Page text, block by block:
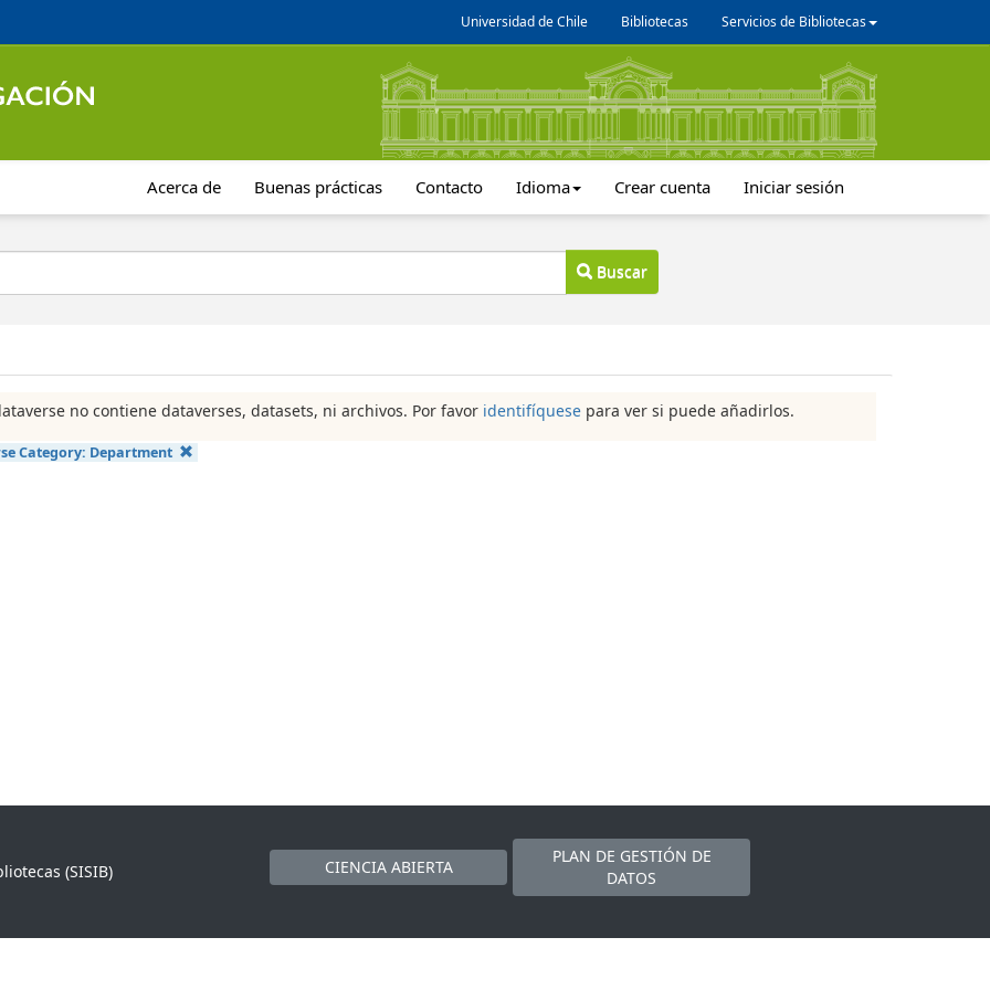
Universidad de Chile Bibliotecas Servicios de Bibliotecas
Acerca de Buenas prácticas Contacto Idioma Crear cuenta Iniciar sesión
Buscar
no contiene dataverses, datasets, ni archivos. Por favor identifíquese para ver si puede añadirlos.
Category: Department
(SISIB)
CIENCIA ABIERTA
PLAN DE GESTIÓN DE
DATOS